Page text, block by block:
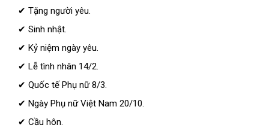
✔ Tặng người yêu.
✔ Sinh nhật.
✔ Kỷ niệm ngày yêu.
✔ Lễ tình nhân 14/2.
✔ Quốc tế Phụ nữ 8/3.
✔ Ngày Phụ nữ Việt Nam 20/10.
✔ Cầu hôn.